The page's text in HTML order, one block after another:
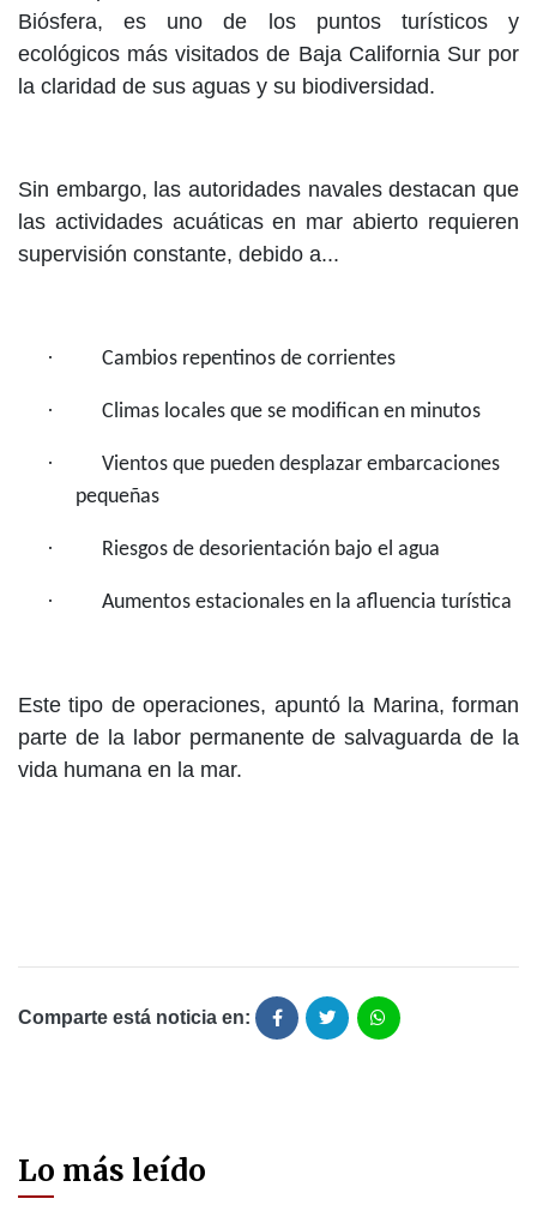
Biósfera, es uno de los puntos turísticos y
ecológicos más visitados de Baja California Sur por
la claridad de sus aguas y su biodiversidad.
Sin embargo, las autoridades navales destacan que
las actividades acuáticas en mar abierto requieren
supervisión constante, debido a...
· Cambios repentinos de corrientes
· Climas locales que se modifican en minutos
·
Vientos que pueden desplazar embarcaciones
pequeñas
· Riesgos de desorientación bajo el agua
· Aumentos estacionales en la afluencia turística
Este tipo de operaciones, apuntó la Marina, forman
parte de la labor permanente de salvaguarda de la
vida humana en la mar.
Comparte está noticia en:
Lo más leído